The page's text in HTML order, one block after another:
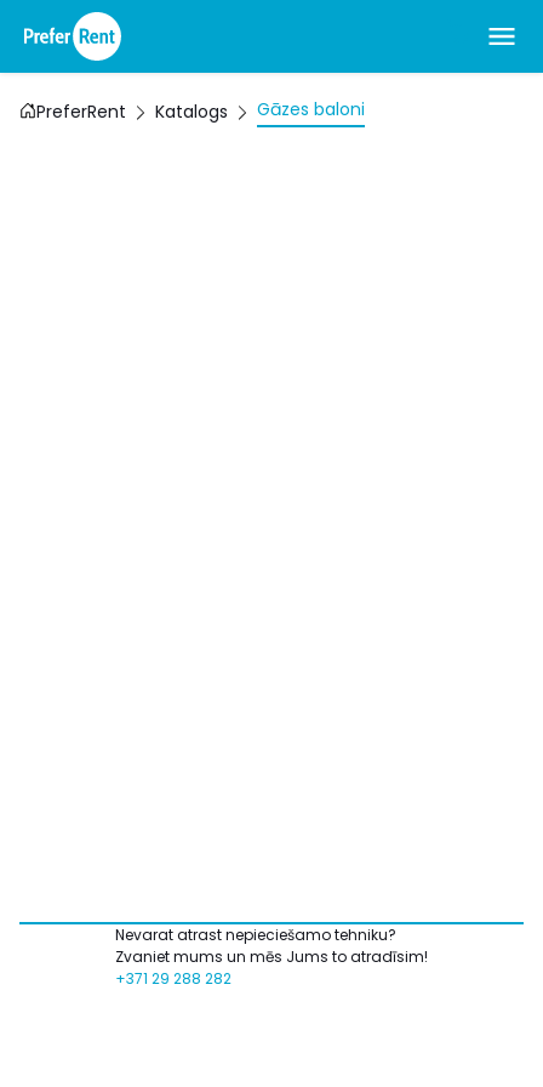
PreferRent Katalogs Gāzes baloni
Nevarat atrast nepieciešamo tehniku?
Zvaniet mums un mēs Jums to atradīsim!
+371 29 288 282